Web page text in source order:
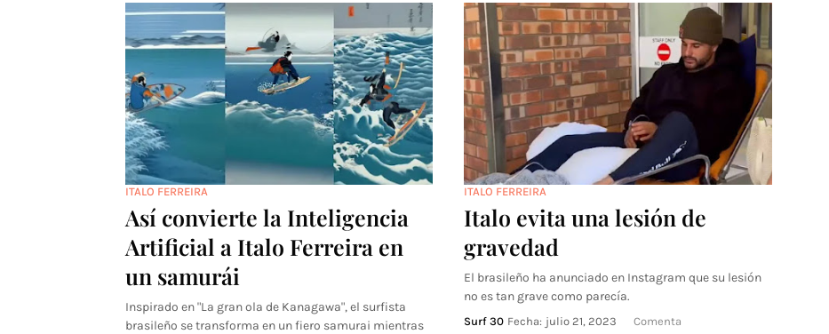
ITALO FERREIRA
Así convierte la Inteligencia
Artificial a Italo Ferreira en
un samurái
Inspirado en "La gran ola de Kanagawa", el surfista
brasileño se transforma en un fiero samurai mientras
ITALO FERREIRA
Italo evita una lesión de
gravedad
El brasileño ha anunciado en Instagram que su lesión
no es tan grave como parecía.
Surf 30 Fecha: julio 21, 2023 Comenta